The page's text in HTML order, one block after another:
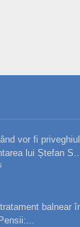
vor fi
lui Ștefan
balnear